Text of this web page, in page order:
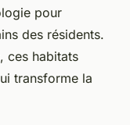
pour
des résidents.
, ces habitats
transforme la